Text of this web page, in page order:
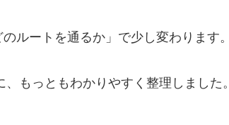
ルートを通るか」で少し変わります。
もっともわかりやすく整理しました。